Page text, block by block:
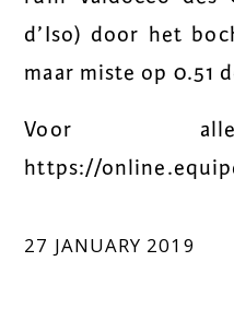
d’Iso) door het
maar miste op 0.51
Voor
https://
27 JANUARY 2019